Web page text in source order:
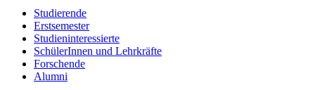
Studierende
Erstsemester
Studieninteressierte
SchülerInnen und Lehrkräfte
Forschende
Alumni